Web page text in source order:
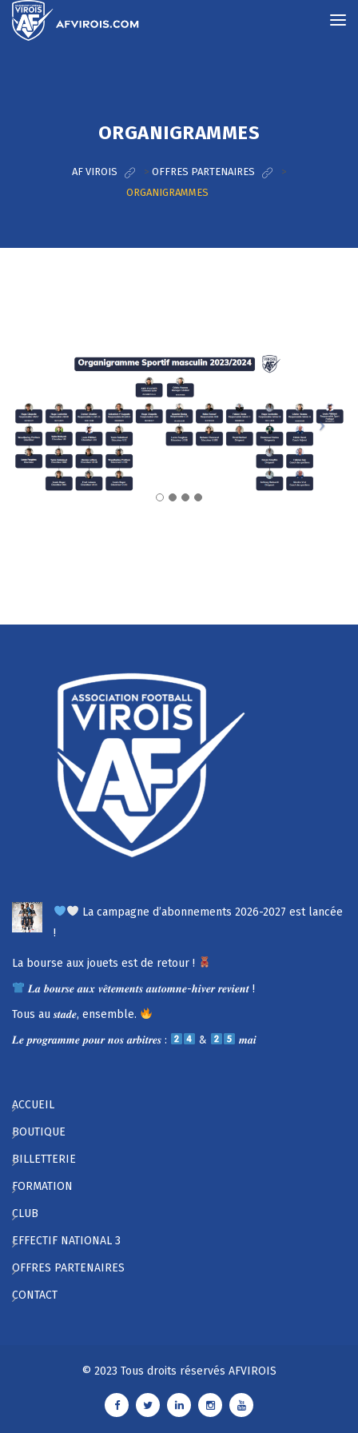
ORGANIGRAMMES
AF VIROIS > OFFRES PARTENAIRES
>
ORGANIGRAMMES
La campagne d’abonnements 2026-2027 est lancée
!
La bourse aux jouets est de retour !
𝑳𝒂 𝒃𝒐𝒖𝒓𝒔𝒆 𝒂𝒖𝒙 𝒗𝒆̂𝒕𝒆𝒎𝒆𝒏𝒕𝒔 𝒂𝒖𝒕𝒐𝒎𝒏𝒆-𝒉𝒊𝒗𝒆𝒓 𝒓𝒆𝒗𝒊𝒆𝒏𝒕 !
Tous au 𝒔𝒕𝒂𝒅𝒆, ensemble.
𝑳𝒆 𝒑𝒓𝒐𝒈𝒓𝒂𝒎𝒎𝒆 𝒑𝒐𝒖𝒓 𝒏𝒐𝒔 𝒂𝒓𝒃𝒊𝒕𝒓𝒆𝒔 :
& 𝒎𝒂𝒊
ACCUEIL
BOUTIQUE
BILLETTERIE
FORMATION
CLUB
EFFECTIF NATIONAL 3
OFFRES PARTENAIRES
CONTACT
© 2023 Tous droits réservés AFVIROIS